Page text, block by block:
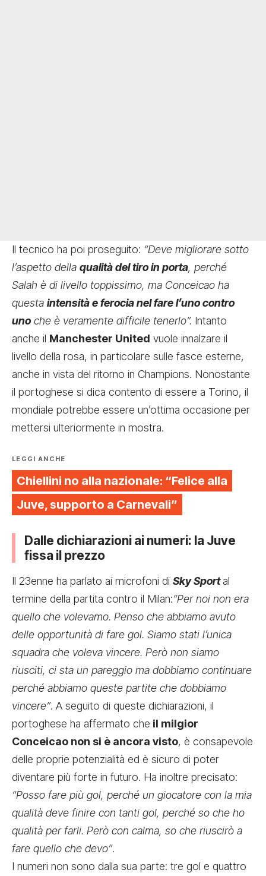
Il tecnico ha poi proseguito: “Deve migliorare sotto
l’aspetto della qualità del tiro in porta, perché
Salah è di livello toppissimo, ma Conceicao ha
questa intensità e ferocia nel fare l’uno contro
uno che è veramente difficile tenerlo”. Intanto
anche il Manchester United vuole innalzare il
livello della rosa, in particolare sulle fasce esterne,
anche in vista del ritorno in Champions. Nonostante
il portoghese si dica contento di essere a Torino, il
mondiale potrebbe essere un’ottima occasione per
mettersi ulteriormente in mostra.
LEGGI ANCHE
Chiellini no alla nazionale: “Felice alla
Juve, supporto a Carnevali”
Dalle dichiarazioni ai numeri: la Juve
fissa il prezzo
Il 23enne ha parlato ai microfoni di Sky Sportal
termine della partita contro il Milan:“Per noi non era
quello che volevamo. Penso che abbiamo avuto
delle opportunità di fare gol. Siamo stati l’unica
squadra che voleva vincere. Però non siamo
riusciti, ci sta un pareggio ma dobbiamo continuare
perché abbiamo queste partite che dobbiamo
vincere”. A seguito di queste dichiarazioni, il
portoghese ha affermato che il milgior
Conceicao non si è ancora visto, è consapevole
delle proprie potenzialità ed è sicuro di poter
diventare più forte in futuro. Ha inoltre precisato:
“Posso fare più gol, perché un giocatore con la mia
qualità deve finire con tanti gol, perché so che ho
qualità per farli. Però con calma, so che riuscirò a
fare quello che devo”.
I numeri non sono dalla sua parte: tre gol e quattro